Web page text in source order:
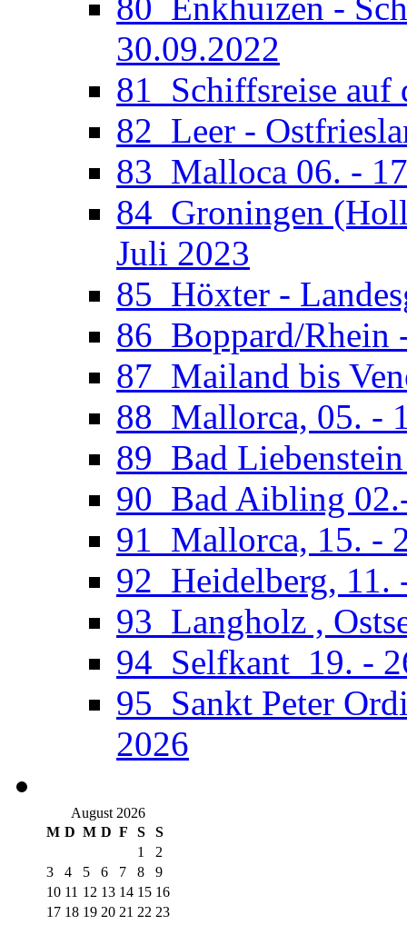
80_Enkhuizen -
30.09.2022
81_Schiffsreise auf
82_Leer -
83_Malloca 06. -
84_Groningen
Juli 2023
85_Höxter -
86_Boppard/Rhein
87_Mailand bis
88_Mallorca, 05. -
89_Bad
90_Bad Aibling
91_Mallorca, 15. -
92_Heidelberg, 11.
93_Langholz ,
94_Selfkant_19. -
95_Sankt Peter
2026
August 2026
M D M D F S
S
1
2
3
4 5 6 7 8
9
10 11 12 13 14 15 16
17 18 19 20 21 22 23